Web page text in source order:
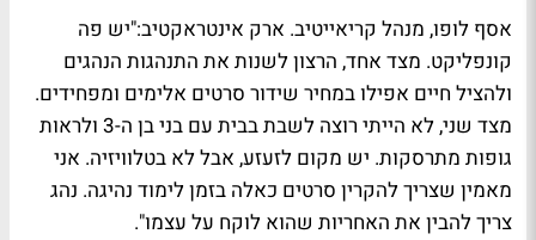
אסף לופו, מנהל קריאייטיב. ארק אינטראקטיב:"יש פה
קונפליקט. מצד אחד, הרצון לשנות את התנהגות הנהגים
ולהציל חיים אפילו במחיר שידור סרטים אלימים ומפחידים.
מצד שני, לא הייתי רוצה לשבת בבית עם בני בן ה-3 ולראות
גופות מתרסקות. יש מקום לזעזע, אבל לא בטלוויזיה. אני
מאמין שצריך להקרין סרטים כאלה בזמן לימוד נהיגה. נהג
צריך להבין את האחריות שהוא לוקח על עצמו".